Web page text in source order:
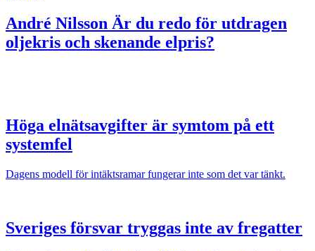
André Nilsson Är du redo för utdragen
oljekris och skenande elpris?
Höga elnätsavgifter är symtom på ett
systemfel
Dagens modell för intäktsramar fungerar inte som det var tänkt.
Sveriges försvar tryggas inte av fregatter